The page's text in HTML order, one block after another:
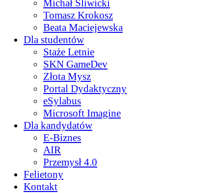
Michał Śliwicki
Tomasz Krokosz
Beata Maciejewska
Dla studentów
Staże Letnie
SKN GameDev
Złota Mysz
Portal Dydaktyczny
eSylabus
Microsoft Imagine
Dla kandydatów
E-Biznes
AIR
Przemysł 4.0
Felietony
Kontakt